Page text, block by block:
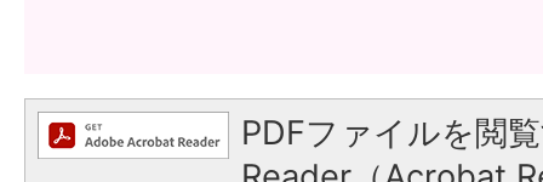
PDFファイルを閲